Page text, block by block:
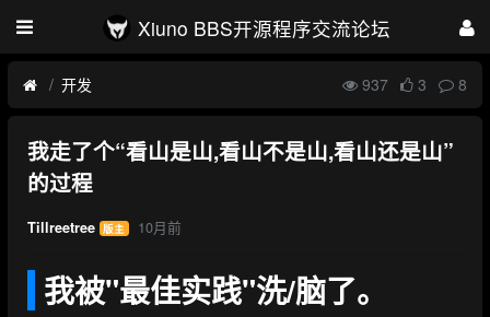
Xiuno BBS开源程序交流论坛
开发 937 3 8
我走了个“看山是山,看山不是山,看山还是山”
的过程
Tillreetree 版主 10月前
我被"最佳实践"洗/脑了。